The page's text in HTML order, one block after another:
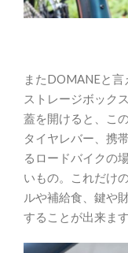
またDOMANEと
ストレージボック
蓋を開けると、こ
タイヤレバー、携
るロードバイクの
いもの。これだけ
ルや補給食、鍵や
することが出来ま